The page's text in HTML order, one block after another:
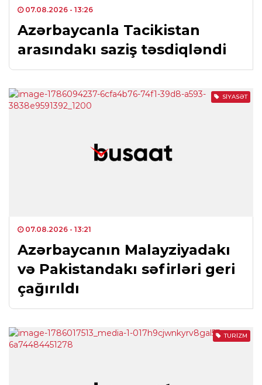
07.08.2026 - 13:26
Azərbaycanla Tacikistan
arasındakı saziş təsdiqləndi
SIYASƏT
07.08.2026 - 13:21
Azərbaycanın Malayziyadakı
və Pakistandakı səfirləri geri
çağırıldı
TURIZM